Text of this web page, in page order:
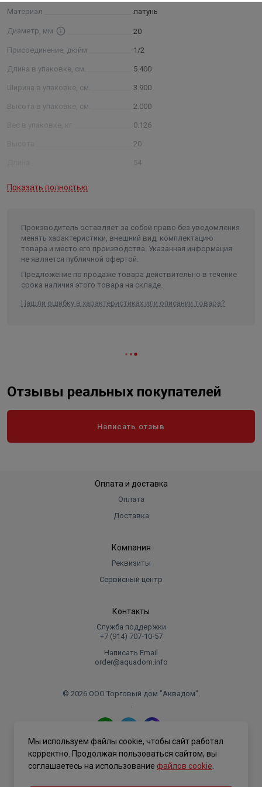
Материал латунь
Диаметр, мм 20
Присоединение, дюйм 1/2
Длина в упаковке, см. 5.400
Ширина в упаковке, см. 3.900
Высота в упаковке, см. 2.000
0.126
20
54
Показать полностью
Производитель оставляет за собой право без уведомления
менять характеристики, внешний вид, комплектацию
товара и место его производства. Указанная информация
не является публичной офертой.
Предложение по продаже товара действительно в течение
срока наличия этого товара на складе.
Нашли ошибку в характеристиках или описании товара?
Отзывы реальных покупателей
Написать отзыв
Оплата и доставка
Оплата
Доставка
Компания
Реквизиты
Сервисный центр
Контакты
Служба поддержки
+7 (914) 707‑10‑57
Написать Email
order@aquadom.info
© 2026 ООО Торговый дом "Аквадом".
.
Политика конфиденциальности
Мы используем файлы cookie, чтобы сайт работал
корректно. Продолжая пользоваться сайтом, вы
соглашаетесь на использование файлов cookie